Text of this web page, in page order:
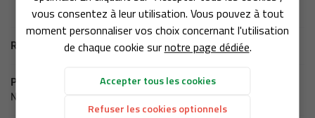
vous consentez à leur utilisation. Vous pouvez à tout
moment personnaliser vos choix concernant l'utilisation
de chaque cookie surnotre page dédiée.
Accepter tous les cookies
Refuser les cookies optionnels
PRODUITS
01 39 73 47 81
Retour aux produits
Produit précédent
Noeud papillon